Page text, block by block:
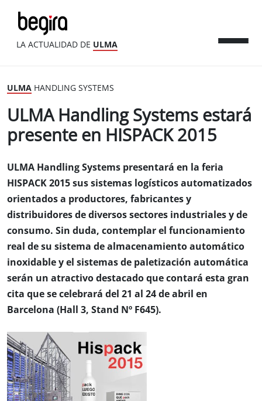
LA ACTUALIDAD DE ULMA
ULMA HANDLING SYSTEMS
ULMA Handling Systems estará
presente en HISPACK 2015
ULMA Handling Systems presentará en la feria
HISPACK 2015 sus sistemas logísticos automatizados
orientados a productores, fabricantes y
distribuidores de diversos sectores industriales y de
consumo. Sin duda, contemplar el funcionamiento
real de su sistema de almacenamiento automático
inoxidable y el sistemas de paletización automática
serán un atractivo destacado que contará esta gran
cita que se celebrará del 21 al 24 de abril en
Barcelona (Hall 3, Stand Nº F645).